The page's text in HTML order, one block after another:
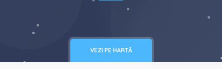
VEZI PE HARTĂ